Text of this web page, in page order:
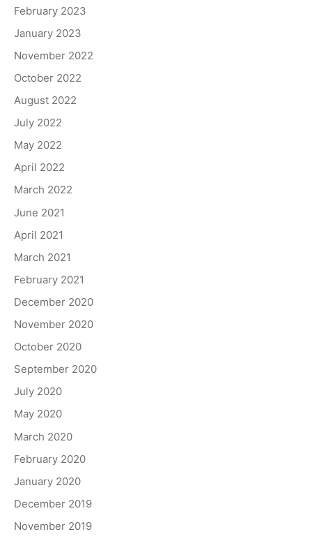
February 2023
January 2023
November 2022
October 2022
August 2022
July 2022
May 2022
April 2022
March 2022
June 2021
April 2021
March 2021
February 2021
December 2020
November 2020
October 2020
September 2020
July 2020
May 2020
March 2020
February 2020
January 2020
December 2019
November 2019